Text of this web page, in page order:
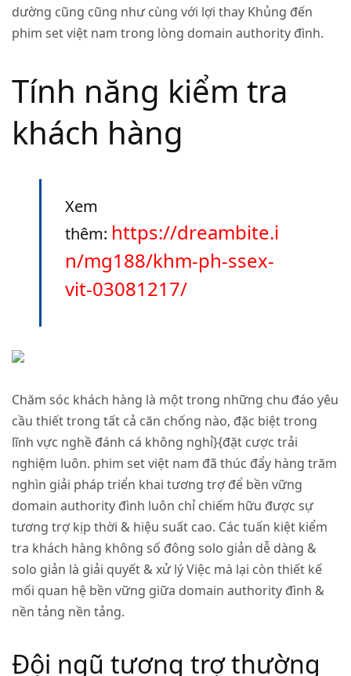
dường cũng cũng như cùng với lợi thay Khủng đến
phim set việt nam trong lòng domain authority đình.
Tính năng kiểm tra
khách hàng
Xem
thêm: https://dreambite.i
n/mg188/khm-ph-ssex-
vit-03081217/
Chăm sóc khách hàng là một trong những chu đáo yêu
cầu thiết trong tất cả căn chống nào, đặc biệt trong
lĩnh vực nghề đánh cá không nghỉ}{đặt cược trải
nghiệm luôn. phim set việt nam đã thúc đẩy hàng trăm
nghìn giải pháp triển khai tương trợ để bền vững
domain authority đình luôn chỉ chiếm hữu được sự
tương trợ kịp thời & hiệu suất cao. Các tuấn kiệt kiểm
tra khách hàng không số đông solo giản dễ dàng &
solo giản là giải quyết & xử lý Việc mà lại còn thiết kế
mối quan hệ bền vững giữa domain authority đình &
nền tảng nền tảng.
Đội ngũ tương trợ thường